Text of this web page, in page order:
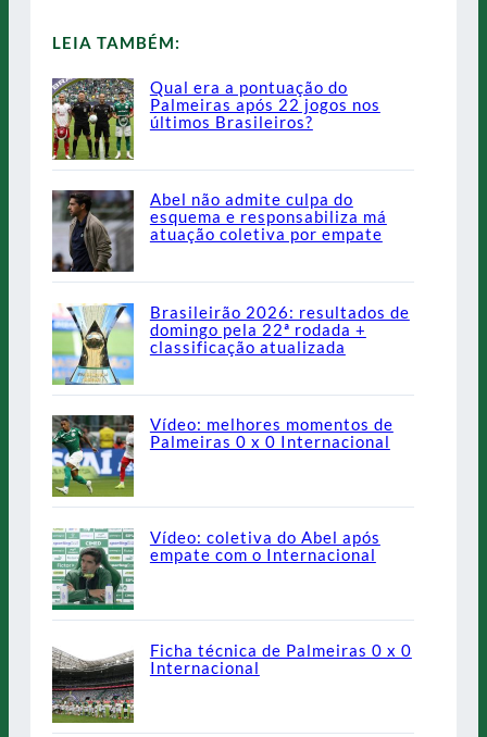
LEIA TAMBÉM:
Qual era a pontuação do
Palmeiras após 22 jogos nos
últimos Brasileiros?
Abel não admite culpa do
esquema e responsabiliza má
atuação coletiva por empate
Brasileirão 2026: resultados de
domingo pela 22ª rodada +
classificação atualizada
Vídeo: melhores momentos de
Palmeiras 0 x 0 Internacional
Vídeo: coletiva do Abel após
empate com o Internacional
Ficha técnica de Palmeiras 0 x 0
Internacional